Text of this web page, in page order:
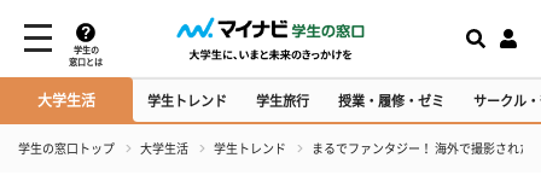
学生の
窓口とは
大学生活 学生トレンド 学生旅行 授業・履修・ゼミ サークル
学生の窓口トップ 大学生活 学生トレンド まるでファンタジー！ 海外で撮影された